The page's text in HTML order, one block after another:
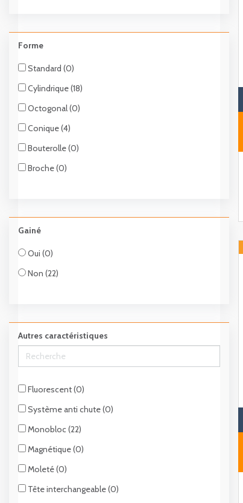
Forme
Standard (0)
Cylindrique (18)
Octogonal (0)
Conique (4)
Bouterolle (0)
Broche (0)
Gainé
Oui (0)
Non (22)
Autres caractéristiques
Fluorescent (0)
Système anti chute (0)
Monobloc (22)
Magnétique (0)
Moleté (0)
Tête interchangeable (0)